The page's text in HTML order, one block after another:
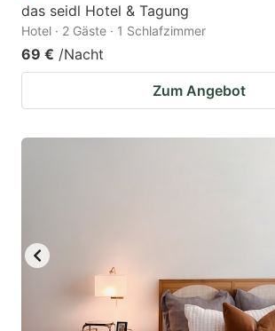
das seidl Hotel & Tagung
Hotel · 2 Gäste · 1 Schlafzimmer
69 € /Nacht
Zum Angebot